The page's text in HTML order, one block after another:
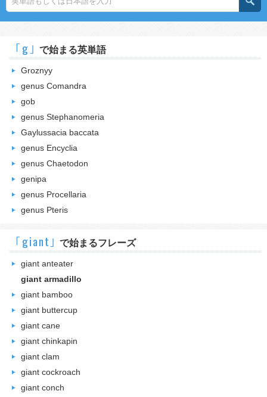
｢g｣ で始まる英単語
Groznyy
genus Comandra
gob
genus Stephanomeria
Gaylussacia baccata
genus Encyclia
genus Chaetodon
genipa
genus Procellaria
genus Pteris
｢giant｣ で始まるフレーズ
giant anteater
giant armadillo
giant bamboo
giant buttercup
giant cane
giant chinkapin
giant clam
giant cockroach
giant conch